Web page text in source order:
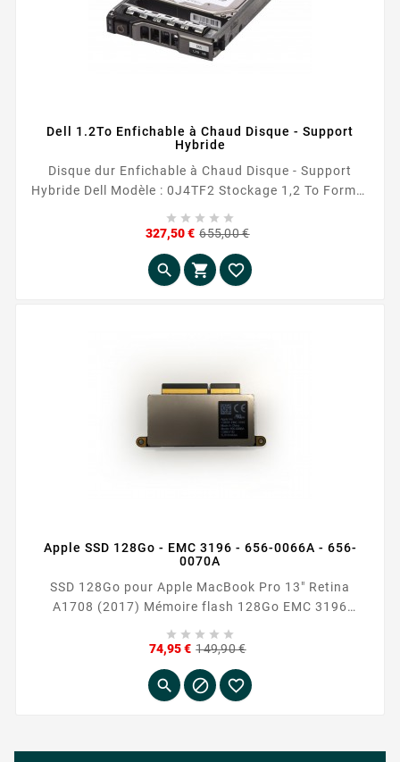
Dell 1.2To Enfichable à Chaud Disque - Support
Hybride
Disque dur Enfichable à Chaud Disque - Support
Hybride Dell Modèle : 0J4TF2 Stockage 1,2 To Format
2.5''
    
327,50 € 655,00 €
  
Apple SSD 128Go - EMC 3196 - 656-0066A - 656-
0070A
SSD 128Go pour Apple MacBook Pro 13″ Retina
A1708 (2017) Mémoire flash 128Go EMC 3196
0070A C0884070 15UHV52AC
    
74,95 € 149,90 €
base
  